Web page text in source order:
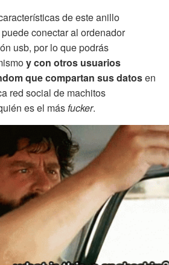
de este anillo
conectar al ordenador
usb, por lo que podrás
y con otros usuarios
que compartan sus datosen
red social de machitos
es el másfucker.